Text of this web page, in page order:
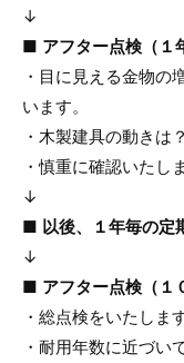
↓
■ アフター点検（１
・目に見える金物の
います。
・木製建具の動きは
・慎重に確認いたし
↓
■ 以後、１年毎の定
↓
■ アフター点検（１
・総点検をいたします
・耐用年数に近づい